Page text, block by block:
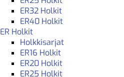
ER32 Holkit
ER40 Holkit
ER Holkit
Holkkisarjat
ER16 Holkit
ER20 Holkit
ER25 Holkit